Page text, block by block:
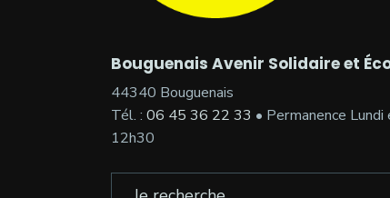
Bouguenais Avenir Solidaire et
44340 Bouguenais
Tél. : 06 45 36 22 33 • Permanence
12h30